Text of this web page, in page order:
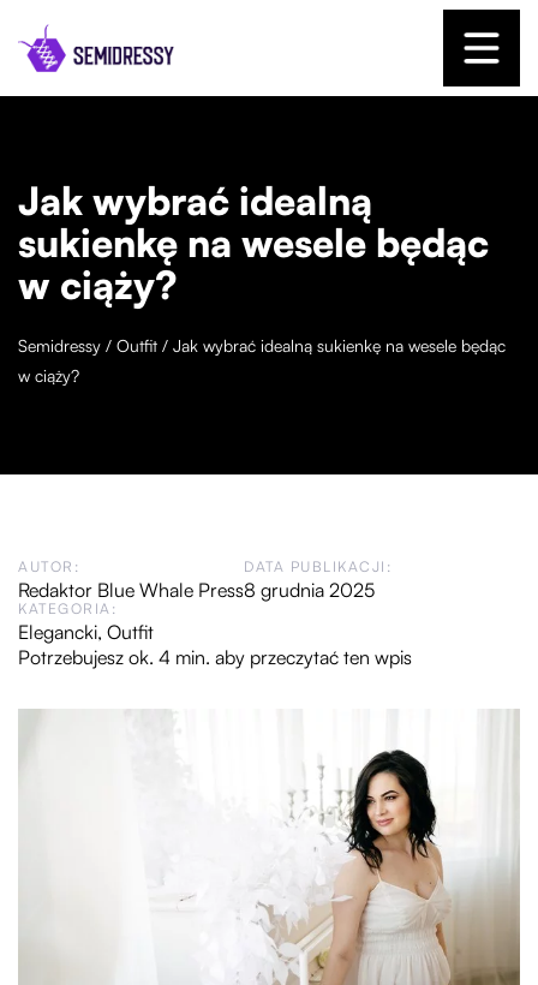
Jak wybrać idealną
sukienkę na wesele będąc
w ciąży?
Semidressy / Outfit / Jak wybrać idealną sukienkę na wesele będąc
w ciąży?
AUTOR:
Redaktor Blue Whale Press
DATA PUBLIKACJI:
8 grudnia 2025
KATEGORIA:
Elegancki, Outfit
Potrzebujesz ok. 4 min. aby przeczytać ten wpis